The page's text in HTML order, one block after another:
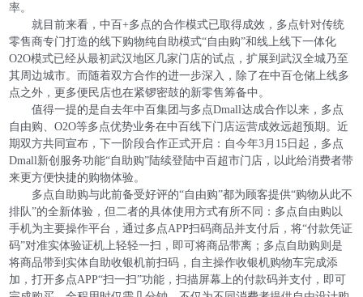
率。
就目前来看，中百+多点的合作模式已取得成效，多点针对传统
零售商专门打造的线下购物纯自助模式“自由购”和线上线下一体化
O2O模式已经从最初武汉地区几家门店的试点，扩展到武汉全城乃至
其周边城市。而随着双方合作的进一步深入，除了在中百仓储上线多
点之外，更多便民店也在紧锣密鼓的新零售筹备中。
值得一提的是自去年中百集团与多点Dmall达成合作以来，多点
自由购、O2O等多点优势业务在中百线下门店运营成效远超预期。近
期双方共同宣布，下一阶段合作正式开启：自今年3月15日起，多点
Dmall新创服务功能“自助购”陆续登陆中百超市门店，以此给消费者带
来更方便快捷的购物体验。
多点自助购与此前备受好评的“自由购”都为顾客提供“购物从此不
排队”的全新体验，但二者的具体使用方式有所不同：多点自由购以
手机为主要操作平台，通过多点APP扫码商品并支付后，将“付款凭证
码”对准实体验证机上轻轻一扫，即可将商品带离；多点自助购则是
将商品带到实体自助收银机前扫码，自主操作收银机购物车完成添
加，打开多点APP“扫一扫”功能，扫描屏幕上的付款码并支付，即可